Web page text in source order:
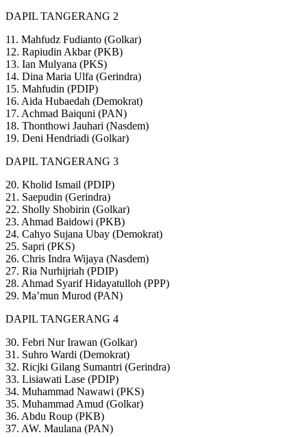
DAPIL TANGERANG 2
11. Mahfudz Fudianto (Golkar)
12. Rapiudin Akbar (PKB)
13. Ian Mulyana (PKS)
14. Dina Maria Ulfa (Gerindra)
15. Mahfudin (PDIP)
16. Aida Hubaedah (Demokrat)
17. Achmad Baiquni (PAN)
18. Thonthowi Jauhari (Nasdem)
19. Deni Hendriadi (Golkar)
DAPIL TANGERANG 3
20. Kholid Ismail (PDIP)
21. Saepudin (Gerindra)
22. Sholly Shobirin (Golkar)
23. Ahmad Baidowi (PKB)
24. Cahyo Sujana Ubay (Demokrat)
25. Sapri (PKS)
26. Chris Indra Wijaya (Nasdem)
27. Ria Nurhijriah (PDIP)
28. Ahmad Syarif Hidayatulloh (PPP)
29. Ma’mun Murod (PAN)
DAPIL TANGERANG 4
30. Febri Nur Irawan (Golkar)
31. Suhro Wardi (Demokrat)
32. Ricjki Gilang Sumantri (Gerindra)
33. Lisiawati Lase (PDIP)
34. Muhammad Nawawi (PKS)
35. Muhammad Amud (Golkar)
36. Abdu Roup (PKB)
37. AW. Maulana (PAN)